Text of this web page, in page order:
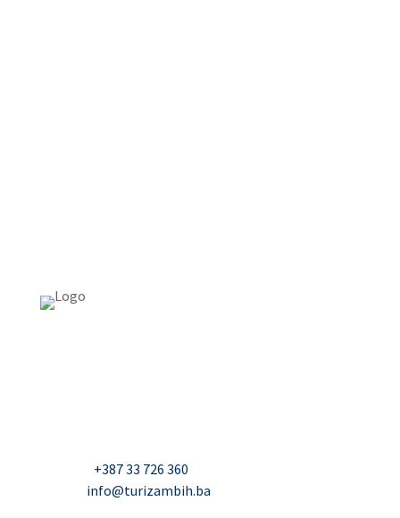
+387 33 726 360
info@turizambih.ba